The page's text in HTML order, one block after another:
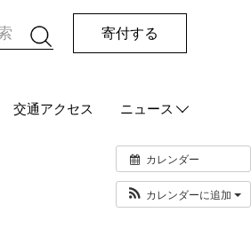
寄付する
交通アクセス ニュース
最新情報
メディア情報
発行物
カレンダー
カレンダーに追加